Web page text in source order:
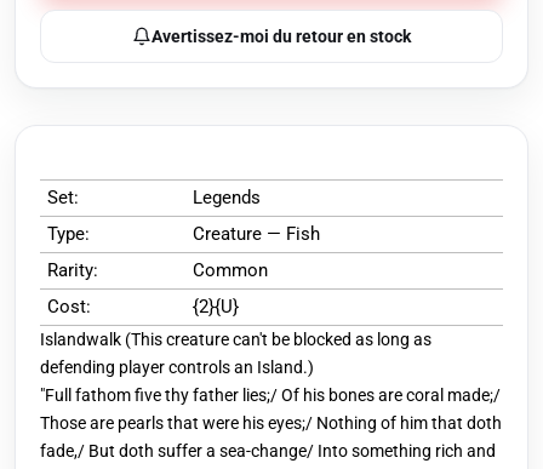
Avertissez-moi du retour en stock
Set:
Legends
Type:
Creature — Fish
Rarity:
Common
Cost:
{2}{U}
Islandwalk (This creature can't be blocked as long as
defending player controls an Island.)
"Full fathom five thy father lies;/ Of his bones are coral made;/
Those are pearls that were his eyes;/ Nothing of him that doth
fade,/ But doth suffer a sea-change/ Into something rich and